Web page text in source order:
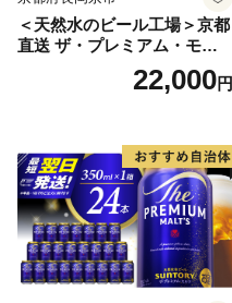
＜天然水のビール工場＞京都
直送 ザ・プレミアム・モル
ツ 350ml×24本 プレモル [149
22,000円